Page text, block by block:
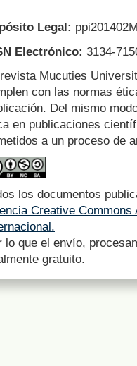
Legal:
Electrónico: 3134-
Mucuties
con las normas
Del mismo
en publicaciones
a un proceso de
los documentos
Creative
lo que el envío,
gratuito.